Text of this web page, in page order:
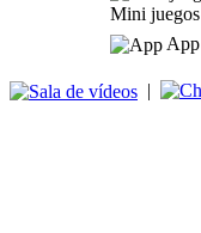
Mini juegos
App
|